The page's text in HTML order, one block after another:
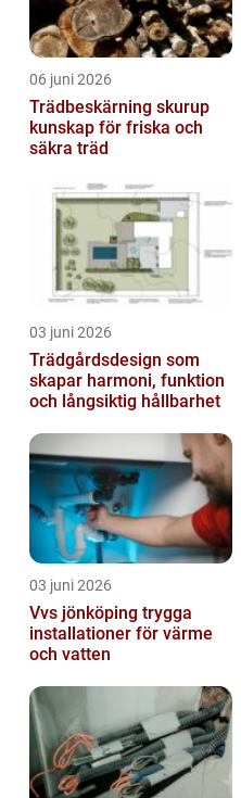
06 juni 2026
Trädbeskärning skurup
kunskap för friska och
säkra träd
03 juni 2026
Trädgårdsdesign som
skapar harmoni, funktion
och långsiktig hållbarhet
03 juni 2026
Vvs jönköping trygga
installationer för värme
och vatten